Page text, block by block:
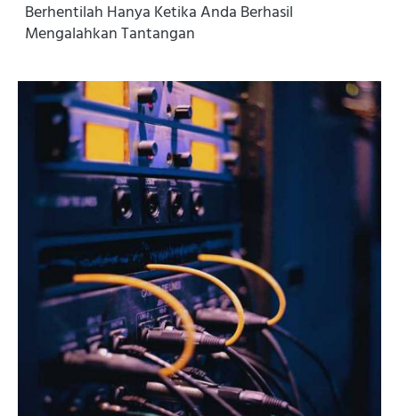
Berhentilah Hanya Ketika Anda Berhasil
Mengalahkan Tantangan